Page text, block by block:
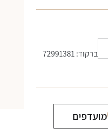
ברקוד: 72991381
מועדפים